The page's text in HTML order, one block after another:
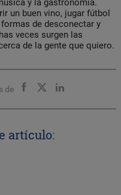
un buen vino, jugar fútbol
de desconectar y
veces surgen las
de la gente que quiero.
de
artículo: